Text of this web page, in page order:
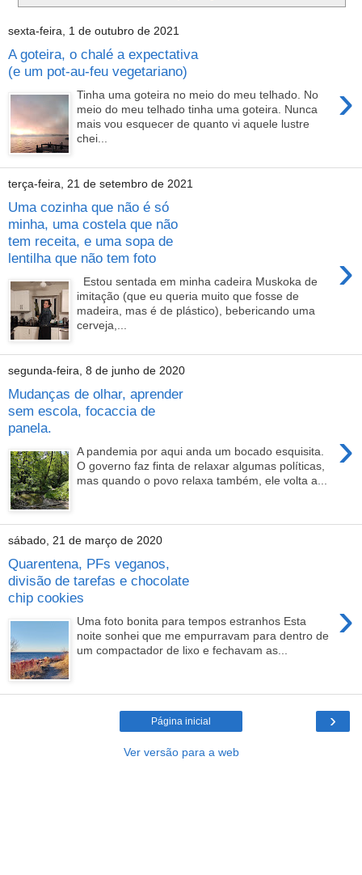
sexta-feira, 1 de outubro de 2021
A goteira, o chalé a expectativa
(e um pot-au-feu vegetariano)
›
Tinha uma goteira no meio do meu telhado. No
meio do meu telhado tinha uma goteira. Nunca
mais vou esquecer de quanto vi aquele lustre
chei...
terça-feira, 21 de setembro de 2021
Uma cozinha que não é só
minha, uma costela que não
tem receita, e uma sopa de
lentilha que não tem foto
›
Estou sentada em minha cadeira Muskoka de
imitação (que eu queria muito que fosse de
madeira, mas é de plástico), bebericando uma
cerveja,...
segunda-feira, 8 de junho de 2020
Mudanças de olhar, aprender
sem escola, focaccia de
panela.
›
A pandemia por aqui anda um bocado esquisita.
O governo faz finta de relaxar algumas políticas,
mas quando o povo relaxa também, ele volta a...
sábado, 21 de março de 2020
Quarentena, PFs veganos,
divisão de tarefas e chocolate
chip cookies
›
Uma foto bonita para tempos estranhos Esta
noite sonhei que me empurravam para dentro de
um compactador de lixo e fechavam as...
›
Página inicial
Ver versão para a web